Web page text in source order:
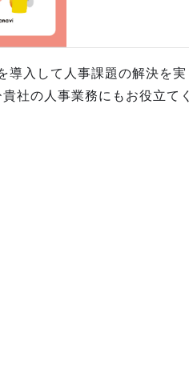
導入して人事課題の解決を実
社の人事業務にもお役立てく